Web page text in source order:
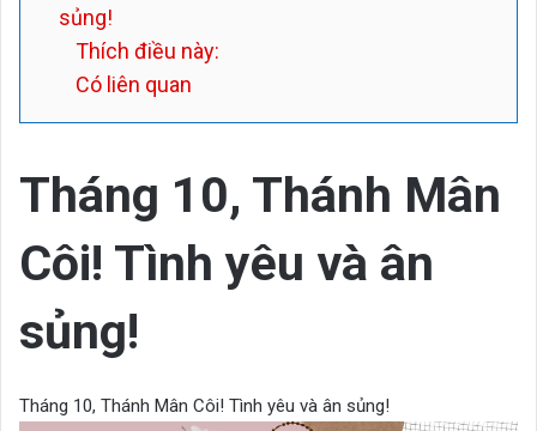
sủng!
Thích điều này:
Có liên quan
Tháng 10, Thánh Mân
Côi! Tình yêu và ân
sủng!
Tháng 10, Thánh Mân Côi! Tình yêu và ân sủng!